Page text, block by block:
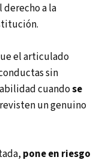
a la
el articulado
sin
cuandose
un genuino
pone en riesgo